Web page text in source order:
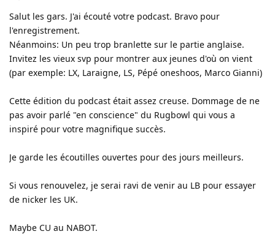
Salut les gars. J'ai écouté votre podcast. Bravo pour
l'enregistrement.
Néanmoins: Un peu trop branlette sur le partie anglaise.
Invitez les vieux svp pour montrer aux jeunes d'où on vient
(par exemple: LX, Laraigne, LS, Pépé oneshoos, Marco Gianni)
Cette édition du podcast était assez creuse. Dommage de ne
pas avoir parlé "en conscience" du Rugbowl qui vous a
inspiré pour votre magnifique succès.
Je garde les écoutilles ouvertes pour des jours meilleurs.
Si vous renouvelez, je serai ravi de venir au LB pour essayer
de nicker les UK.
Maybe CU au NABOT.